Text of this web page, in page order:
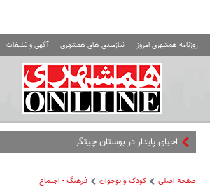
روزنامه همشهری امروز نیازمندی های همشهری آگهی و تبلیغات
احیای پایدار در بوستان چیتگر
صفحه اصلی کودک و نوجوان فرهنگ - اجتماع